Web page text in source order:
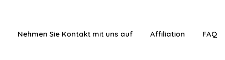
Nehmen Sie Kontakt mit uns auf Affiliation FAQ